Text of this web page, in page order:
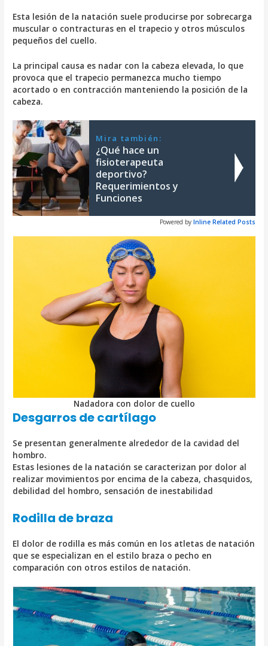
Esta lesión de la natación suele producirse por sobrecarga
muscular o contracturas en el trapecio y otros músculos
pequeños del cuello.
La principal causa es nadar con la cabeza elevada, lo que
provoca que el trapecio permanezca mucho tiempo
acortado o en contracción manteniendo la posición de la
cabeza.
Mira también:
¿Qué hace un
fisioterapeuta
deportivo?
Requerimientos y
Funciones
Powered by Inline Related Posts
Nadadora con dolor de cuello
Desgarros de cartílago
Se presentan generalmente alrededor de la cavidad del
hombro.
Estas lesiones de la natación se caracterizan por dolor al
realizar movimientos por encima de la cabeza, chasquidos,
debilidad del hombro, sensación de inestabilidad
Rodilla de braza
El dolor de rodilla es más común en los atletas de natación
que se especializan en el estilo braza o pecho en
comparación con otros estilos de natación.